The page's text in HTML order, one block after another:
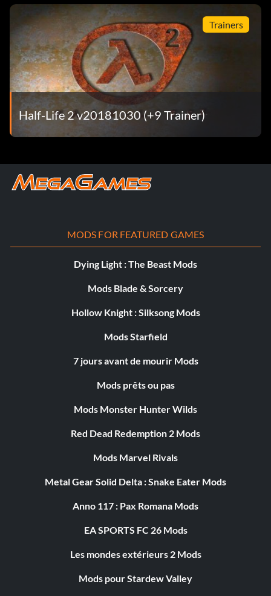
Trainers
Half-Life 2 v20181030 (+9 Trainer)
MODS FOR FEATURED GAMES
Dying Light : The Beast Mods
Mods Blade & Sorcery
Hollow Knight : Silksong Mods
Mods Starfield
7 jours avant de mourir Mods
Mods prêts ou pas
Mods Monster Hunter Wilds
Red Dead Redemption 2 Mods
Mods Marvel Rivals
Metal Gear Solid Delta : Snake Eater Mods
Anno 117 : Pax Romana Mods
EA SPORTS FC 26 Mods
Les mondes extérieurs 2 Mods
Mods pour Stardew Valley